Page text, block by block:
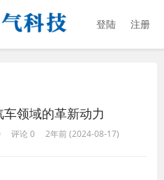
登陆 注册
领域的革新动力
评论 0 2年前 (2024-08-17)